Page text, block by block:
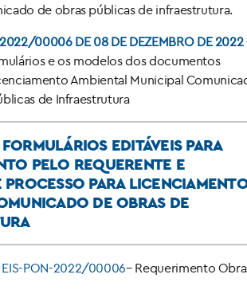
de obras públicas de infraestrutura.
00006 DE 08 DE DEZEMBRO DE 2022
e os modelos dos documentos
Ambiental Municipal
de Infraestrutura
EDITÁVEIS PARA
PELO REQUERENTE E
PROCESSO PARA
DE OBRAS DE
EIS-PON-2022/00006– Requerimento